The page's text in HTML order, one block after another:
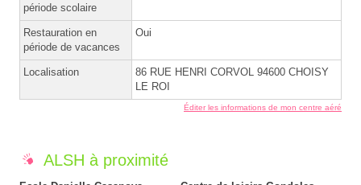
période scolaire
Restauration en
période de vacances
Oui
Localisation
86 RUE HENRI CORVOL 94600 CHOISY
LE ROI
Éditer les informations de mon centre aéré
ALSH à proximité